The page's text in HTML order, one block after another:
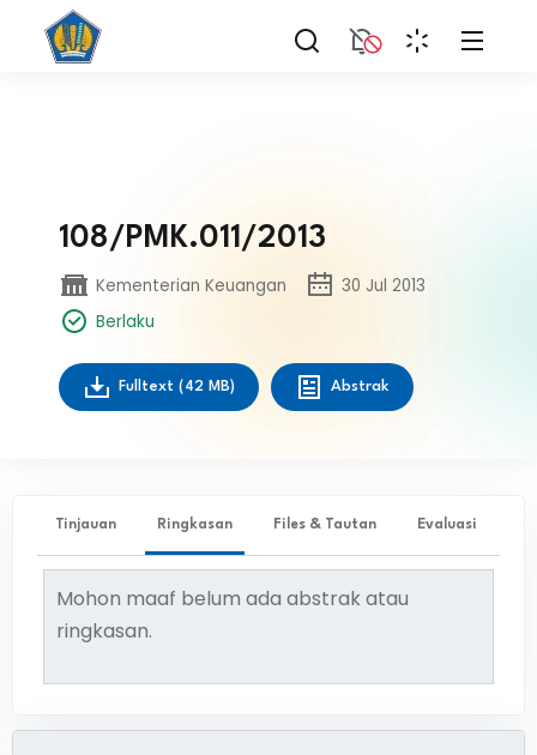
108/PMK.011/2013
Kementerian Keuangan
30 Jul 2013
Berlaku
Fulltext (42 MB) Abstrak
Tinjauan Ringkasan Files & Tautan Evaluasi
Mohon maaf belum ada abstrak atau
ringkasan.